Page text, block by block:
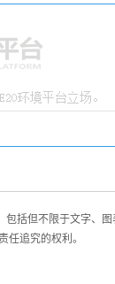
包括但不限于文字、
任追究的权利。